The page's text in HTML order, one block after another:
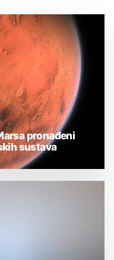
pronađeni
sustava